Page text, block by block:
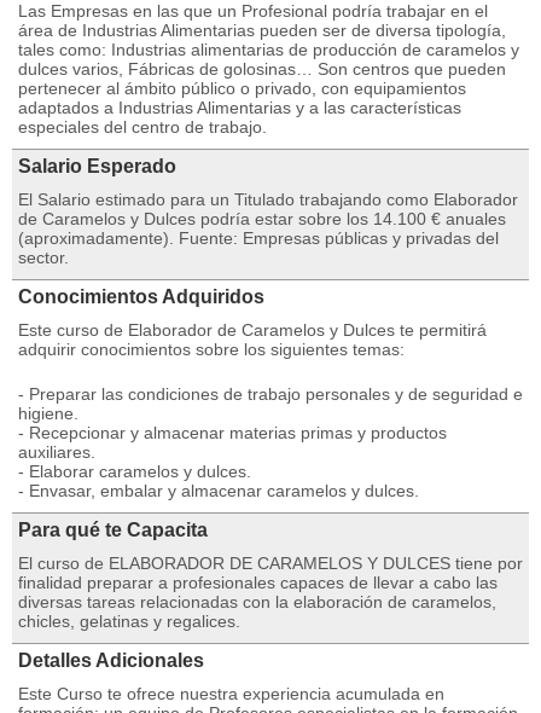
Las Empresas en las que un Profesional podría trabajar en el
área de Industrias Alimentarias pueden ser de diversa tipología,
tales como: Industrias alimentarias de producción de caramelos y
dulces varios, Fábricas de golosinas… Son centros que pueden
pertenecer al ámbito público o privado, con equipamientos
adaptados a Industrias Alimentarias y a las características
especiales del centro de trabajo.
Salario Esperado
El Salario estimado para un Titulado trabajando como Elaborador
de Caramelos y Dulces podría estar sobre los 14.100 € anuales
(aproximadamente). Fuente: Empresas públicas y privadas del
sector.
Conocimientos Adquiridos
Este curso de Elaborador de Caramelos y Dulces te permitirá
adquirir conocimientos sobre los siguientes temas:
- Preparar las condiciones de trabajo personales y de seguridad e
higiene.
- Recepcionar y almacenar materias primas y productos
auxiliares.
- Elaborar caramelos y dulces.
- Envasar, embalar y almacenar caramelos y dulces.
Para qué te Capacita
El curso de ELABORADOR DE CARAMELOS Y DULCES tiene por
finalidad preparar a profesionales capaces de llevar a cabo las
diversas tareas relacionadas con la elaboración de caramelos,
chicles, gelatinas y regalices.
Detalles Adicionales
Este Curso te ofrece nuestra experiencia acumulada en